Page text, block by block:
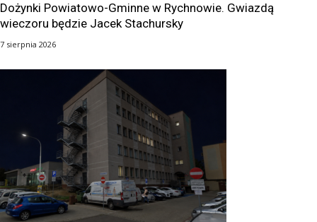
Dożynki Powiatowo-Gminne w Rychnowie. Gwiazdą
wieczoru będzie Jacek Stachursky
7 sierpnia 2026